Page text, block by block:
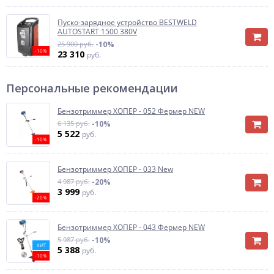
-10%
Пуско-зарядное устройство BESTWELD
AUTOSTART 1500 380V
25 900 руб. -10%
23 310 руб.
Персональные рекомендации
-10%
Бензотриммер ХОПЕР - 052 Фермер NEW
6 135 руб. -10%
5 522 руб.
-20%
Бензотриммер ХОПЕР - 033 New
4 987 руб. -20%
3 999 руб.
ХИТ
-10%
Бензотриммер ХОПЕР - 043 Фермер NEW
5 987 руб. -10%
5 388 руб.